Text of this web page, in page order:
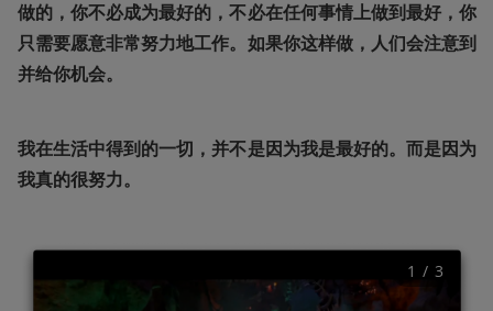
做的，你不必成为最好的，不必在任何事情上做到最好，你
只需要愿意非常努力地工作。如果你这样做，人们会注意到
并给你机会。
我在生活中得到的一切，并不是因为我是最好的。而是因为
我真的很努力。
1 / 3